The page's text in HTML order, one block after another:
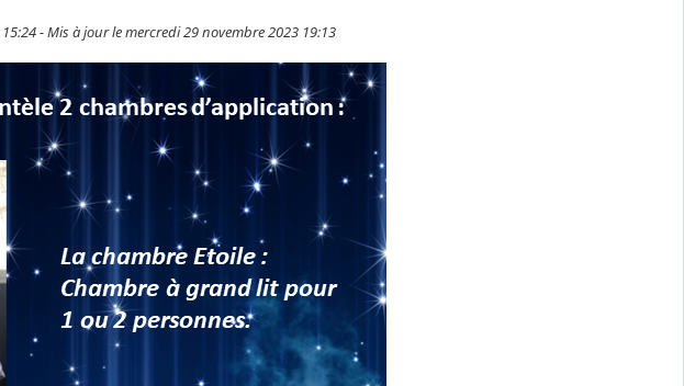
- Mis à jour le mercredi 29 novembre 2023 19:13